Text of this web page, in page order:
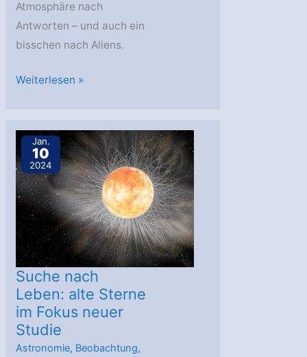
Atmosphäre nach
Antworten – und auch ein
bisschen nach Aliens.
AstroGeo
auf
Ozeanwelt
K2-
18b
lebt
da
was?
Weiterlesen »
Jan.
10
2024
Suche nach
Leben: alte Sterne
im Fokus neuer
Studie
Astronomie, Beobachtung,